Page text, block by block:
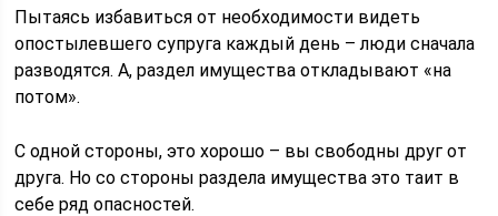
Пытаясь избавиться от необходимости видеть
опостылевшего супруга каждый день – люди сначала
разводятся. А, раздел имущества откладывают «на
потом».
С одной стороны, это хорошо – вы свободны друг от
друга. Но со стороны раздела имущества это таит в
себе ряд опасностей.